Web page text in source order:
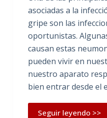
asociadas a la
gripe son las
oportunistas.
causan estas
pueden vivir en
nuestro aparato
bien entrar desde el
Seguir leyendo >>